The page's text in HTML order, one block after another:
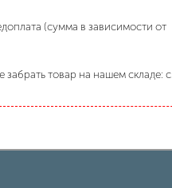
(сумма в зависимости от
товар на нашем складе: с.